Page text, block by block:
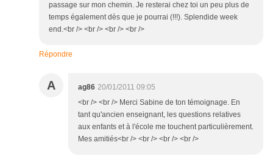
passage sur mon chemin. Je resterai chez toi un peu plus de
temps également dès que je pourrai (!!!). Splendide week
end.<br /> <br /> <br /> <br />
Répondre
A ag86 20/01/2011 09:05
<br /> <br /> Merci Sabine de ton témoignage. En
tant qu'ancien enseignant, les questions relatives
aux enfants et à l'école me touchent particulièrement.
Mes amitiés<br /> <br /> <br /> <br />